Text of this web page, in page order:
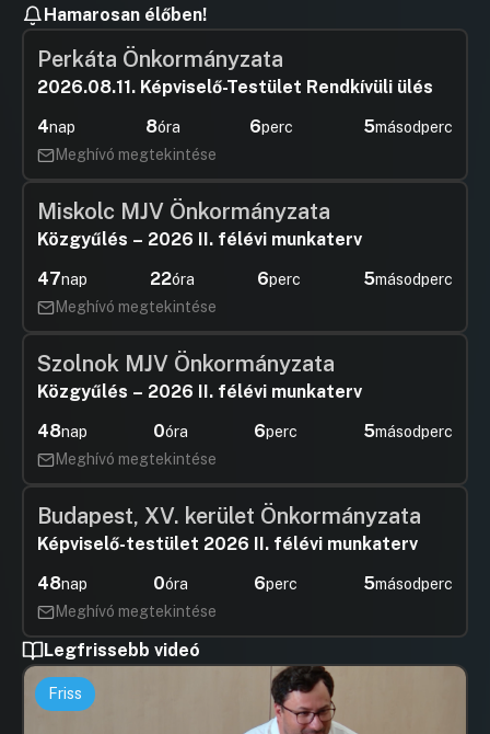
Hamarosan élőben!
Perkáta Önkormányzata
2026.08.11. Képviselő-Testület Rendkívüli ülés
4nap 8óra 6perc 5másodperc
Meghívó megtekintése
Miskolc MJV Önkormányzata
Közgyűlés – 2026 II. félévi munkaterv
47nap 22óra 6perc 5másodperc
Meghívó megtekintése
Szolnok MJV Önkormányzata
Közgyűlés – 2026 II. félévi munkaterv
48nap 0óra 6perc 5másodperc
Meghívó megtekintése
Budapest, XV. kerület Önkormányzata
Képviselő-testület 2026 II. félévi munkaterv
48nap 0óra 6perc 5másodperc
Meghívó megtekintése
Legfrissebb videó
Friss